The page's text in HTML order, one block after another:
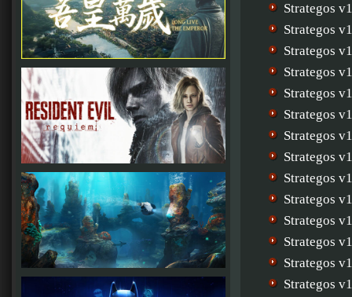
Strategos
Strategos
Strategos
Strategos
Strategos
Strategos
Strategos
Strategos
Strategos
Strategos
Strategos
Strategos
Strategos
Strategos